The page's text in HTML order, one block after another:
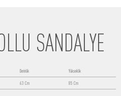
SANDALYE
Derinlik Yükseklik
63 Cm 85 Cm